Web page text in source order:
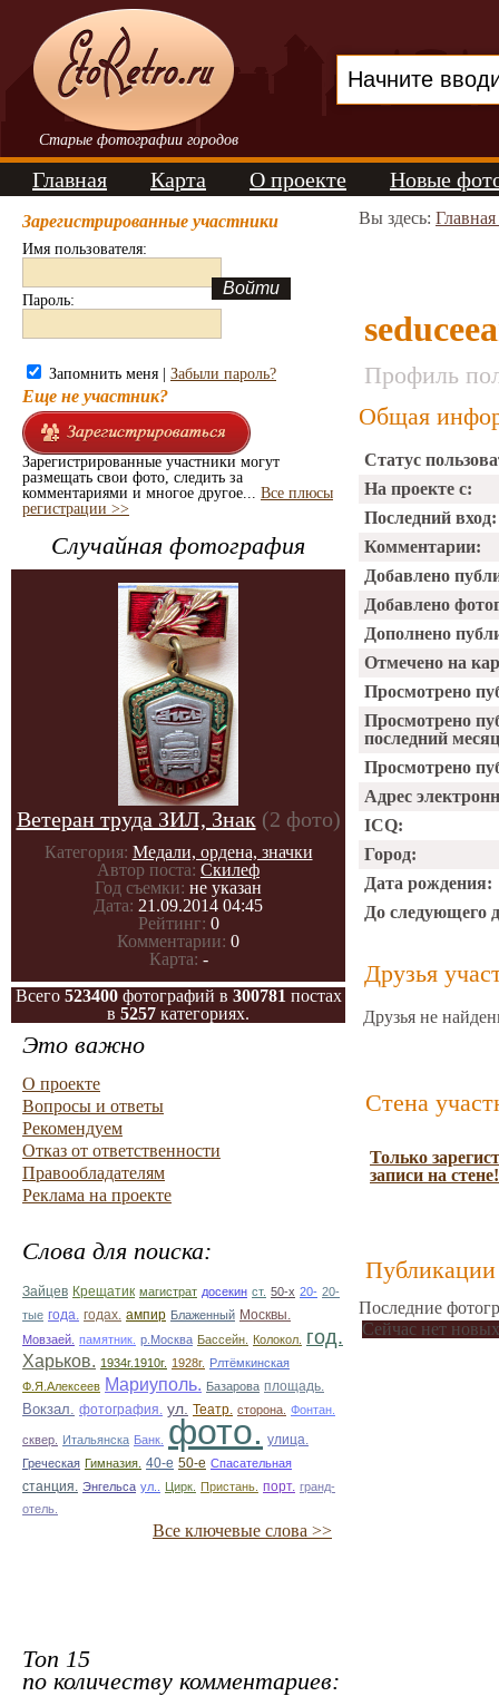
Старые фотографии городов
Главная Карта О проекте Новые
Зарегистрированные участники
Имя пользователя:
Пароль:
Запомнить меня | Забыли пароль?
Еще не участник?
Зарегистрированные участники могут
размещать свои фото, следить за
комментариями и многое другое... Все плюсы
регистрации >>
Случайная фотография
Ветеран труда ЗИЛ, Знак (2 фото)
Категория: Медали, ордена, значки
Автор поста: Скилеф
Год съемки: не указан
Дата: 21.09.2014 04:45
Рейтинг: 0
Комментарии: 0
Карта: -
Всего 523400фотографий в 300781 постах
в 5257 категориях.
Это важно
О проекте
Вопросы и ответы
Рекомендуем
Отказ от ответственности
Правообладателям
Реклама на проекте
Слова для поиска:
Зайцев Крещатик магистрат досекин ст. 50-х 20- 20-
тые года. годах. ампир Блаженный Москвы.
Мовзаей. памятник. р.Москва Бассейн. Колокол. год.
Харьков. 1934г.1910г. 1928г. Рлтёмкинская
Ф.Я.Алексеев Мариуполь. Базарова площадь.
Вокзал. фотография. ул. Театр. сторона. Фонтан.
сквер. Итальянска Банк. фото. улица.
Греческая Гимназия. 40-е 50-е Спасательная
станция.
Энгельса ул.. Цирк. Пристань. порт. гранд-
отель.
Все ключевые слова >>
Топ 15
по количеству комментариев:
Вы здесь:
Профиль
Общая
Статус
На проекте с:
Последний вход:
Комментарии:
Добавлено
Добавлено
Дополнено
Отмечено на
Просмотрено
Просмотрено
последний
Просмотрено
Адрес
ICQ:
Город:
Дата рождения:
До следующего
Друзья
Друзья не
Стена
Только
записи на стене!
Публикации
Последние
Сейчас нет